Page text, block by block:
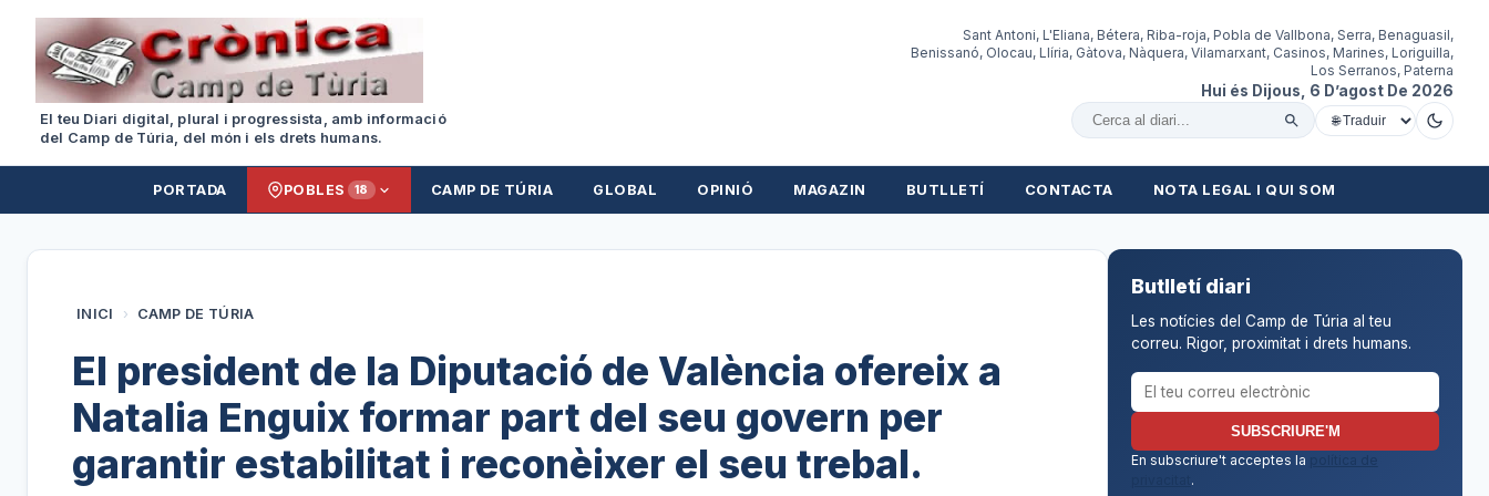
El teu Diari digital, plural i progressista, amb informació
del Camp de Túria, del món i els drets humans.
Sant Antoni, L'Eliana, Bétera, Riba-roja, Pobla de Vallbona, Serra, Benaguasil,
Benissanó, Olocau, Llíria, Gàtova, Nàquera, Vilamarxant, Casinos, Marines, Loriguilla,
Los Serranos, Paterna
Hui és Dijous, 6 D’agost De 2026
Cercar al diari
PORTADA POBLES 18 CAMP DE TÚRIA GLOBAL OPINIÓ MAGAZIN BUTLLETÍ CONTACTA NOTA LEGAL I QUI SOM
INICI › CAMP DE TÚRIA
El president de la Diputació de València ofereix a
Natalia Enguix formar part del seu govern per
garantir estabilitat i reconèixer el seu trebal.
Butlletí diari
Les notícies del Camp de Túria al teu
correu. Rigor, proximitat i drets humans.
Correu electrònic per al butlletí
SUBSCRIURE'M
En subscriure't acceptes la
política de
.